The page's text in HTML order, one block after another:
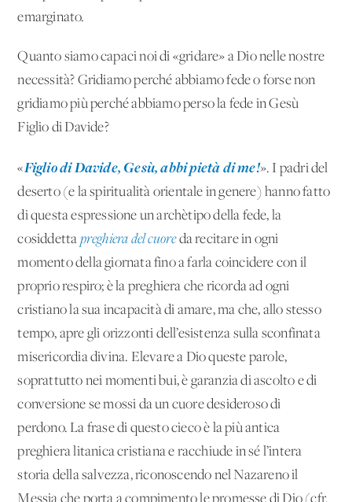
emarginato.
Quanto siamo capaci noi di «gridare» a Dio nelle nostre
necessità? Gridiamo perché abbiamo fede o forse non
gridiamo più perché abbiamo perso la fede in Gesù
Figlio di Davide?
«Figlio di Davide, Gesù, abbi pietà di me!». I padri del
deserto (e la spiritualità orientale in genere) hanno fatto
di questa espressione un archètipo della fede, la
cosiddetta preghiera del cuoreda recitare in ogni
momento della giornata fino a farla coincidere con il
proprio respiro; è la preghiera che ricorda ad ogni
cristiano la sua incapacità di amare, ma che, allo stesso
tempo, apre gli orizzonti dell’esistenza sulla sconfinata
misericordia divina. Elevare a Dio queste parole,
soprattutto nei momenti bui, è garanzia di ascolto e di
conversione se mossi da un cuore desideroso di
perdono. La frase di questo cieco è la più antica
preghiera litanica cristiana e racchiude in sé l’intera
storia della salvezza, riconoscendo nel Nazareno il
Messia che porta a compimento le promesse di Dio (cfr.